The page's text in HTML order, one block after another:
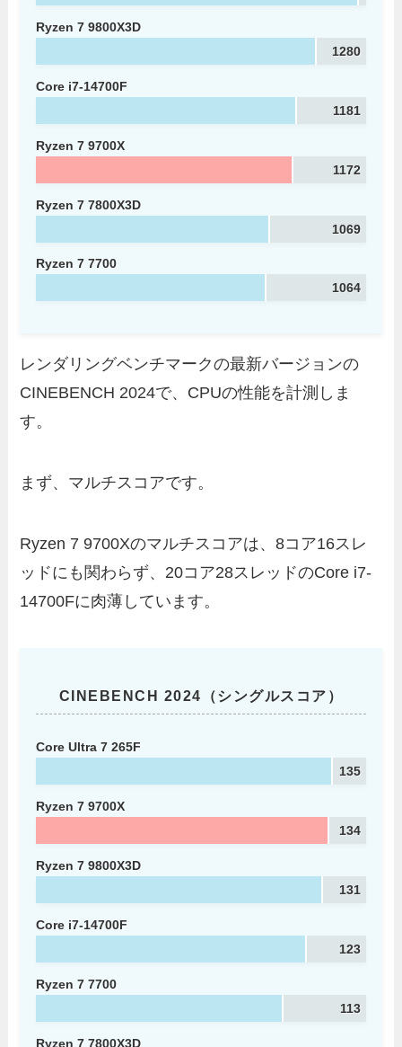
Ryzen 7 9800X3D
1280
Core i7-14700F
1181
Ryzen 7 9700X
1172
Ryzen 7 7800X3D
1069
Ryzen 7 7700
1064
レンダリングベンチマークの最新バージョンの
CINEBENCH 2024で、CPUの性能を計測しま
す。
まず、マルチスコアです。
Ryzen 7 9700Xのマルチスコアは、8コア16スレ
ッドにも関わらず、20コア28スレッドのCore i7-
14700Fに肉薄しています。
CINEBENCH 2024（シングルスコア）
Core Ultra 7 265F
135
Ryzen 7 9700X
134
Ryzen 7 9800X3D
131
Core i7-14700F
123
Ryzen 7 7700
113
Ryzen 7 7800X3D